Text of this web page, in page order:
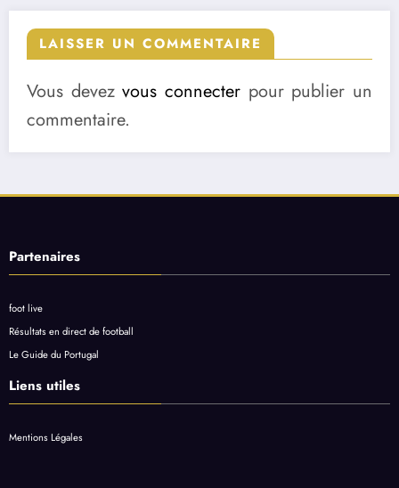
LAISSER UN COMMENTAIRE
Vous devezvous connecter pour publier un
commentaire.
Partenaires
foot live
Résultats en direct de football
Le Guide du Portugal
Liens utiles
Mentions Légales